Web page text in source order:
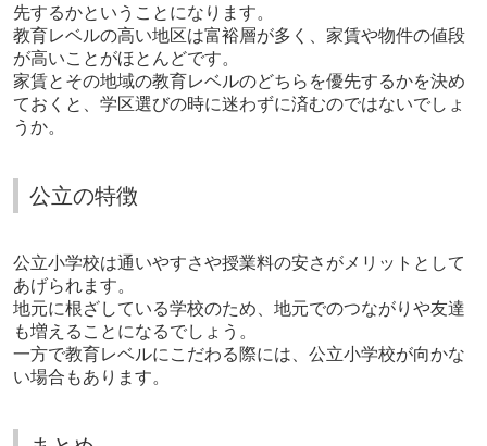
先するかということになります。
教育レベルの高い地区は富裕層が多く、家賃や物件の値段
が高いことがほとんどです。
家賃とその地域の教育レベルのどちらを優先するかを決め
ておくと、学区選びの時に迷わずに済むのではないでしょ
うか。
公立の特徴
公立小学校は通いやすさや授業料の安さがメリットとして
あげられます。
地元に根ざしている学校のため、地元でのつながりや友達
も増えることになるでしょう。
一方で教育レベルにこだわる際には、公立小学校が向かな
い場合もあります。